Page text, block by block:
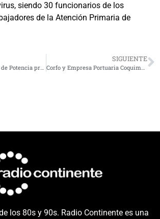
siendo 30 funcionarios de los
de la Atención Primaria de
SIGUIENTE
los 80s y 90s. Radio Continente es una